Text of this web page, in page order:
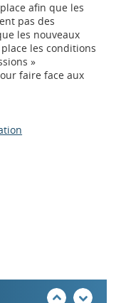
afin que les
pas des
les nouveaux
les conditions
»
faire face aux